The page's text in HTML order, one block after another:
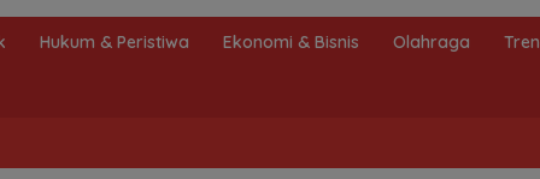
Hukum & Peristiwa Ekonomi & Bisnis Olahraga